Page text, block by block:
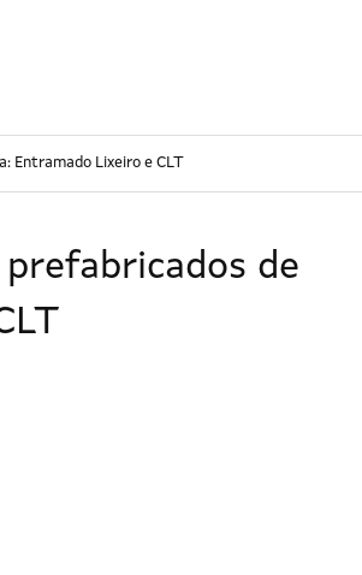
Entramado Lixeiro e CLT
de